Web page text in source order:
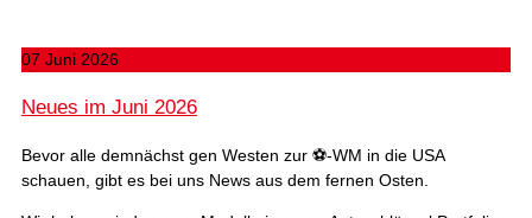
07 Juni 2026
Neues im Juni 2026
Bevor alle demnächst gen Westen zur ⚽-WM in die USA
schauen, gibt es bei uns News aus dem fernen Osten.